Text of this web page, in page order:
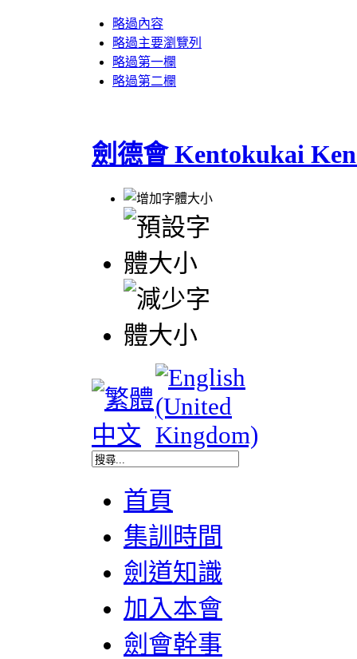
略過內容
略過主要瀏覽列
略過第一欄
略過第二欄
劍德會 Kentokukai
首頁
集訓時間
劍道知識
加入本會
劍會幹事